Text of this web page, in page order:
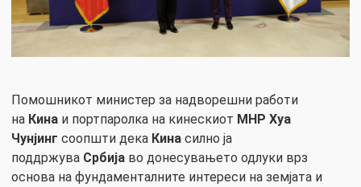
Помошникот министер за надворешни работи
на Кина и портпаролка на кинескиот МНР Хуа
Чунјинг соопшти дека Кина силно ја
поддржува Србија во донесувањето одлуки врз
основа на фундаменталните интереси на земјата и